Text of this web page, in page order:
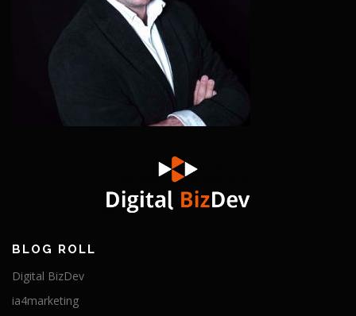
BLOG ROLL
Digital BizDev
ia4marketing